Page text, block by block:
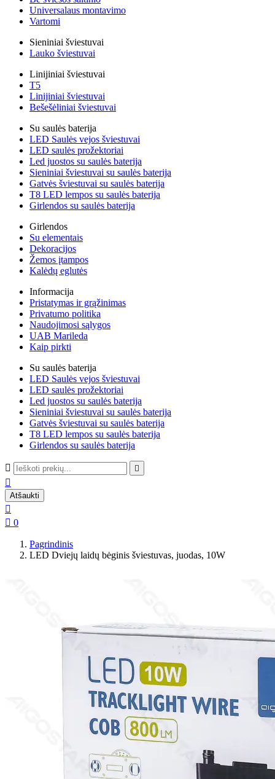
Universalaus montavimo
Vartomi
Sieniniai šviestuvai
Lauko šviestuvai
Linijiniai šviestuvai
T5
Linijiniai šviestuvai
Bešešėliniai šviestuvai
Su saulės baterija
LED Saulės vejos šviestuvai
LED saulės prožektoriai
Led juostos su saulės baterija
Sieniniai šviestuvai su saulės baterija
Gatvės šviestuvai su saulės baterija
T8 LED lempos su saulės baterija
Girlendos su saulės baterija
Girlendos
Su elementais
Dekoracijos
Žemos įtampos
Kalėdų eglutės
Informacija
Pristatymas ir grąžinimas
Privatumo politika
Naudojimosi sąlygos
UAB Marileda
Kaip pirkti
Su saulės baterija
LED Saulės vejos šviestuvai
LED saulės prožektoriai
Led juostos su saulės baterija
Sieniniai šviestuvai su saulės baterija
Gatvės šviestuvai su saulės baterija
T8 LED lempos su saulės baterija
Girlendos su saulės baterija
 

Atšaukti

 0
Pagrindinis
LED Dviejų laidų bėginis šviestuvas, juodas, 10W